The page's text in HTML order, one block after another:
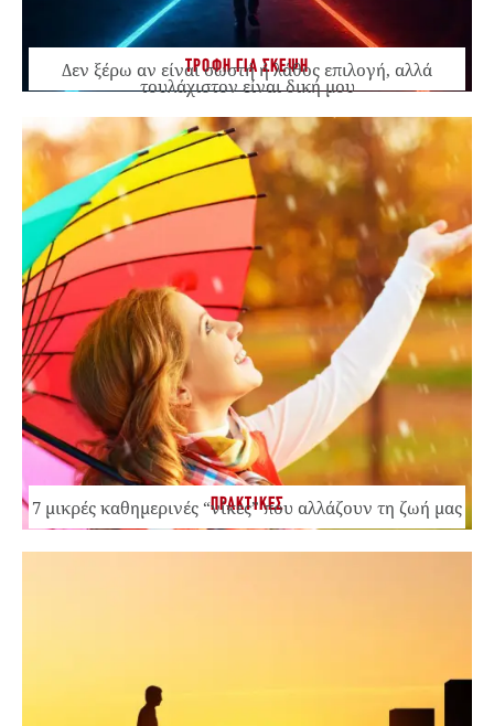
ΤΡΟΦΗ ΓΙΑ ΣΚΕΨΗ
Δεν ξέρω αν είναι σωστή ή λάθος επιλογή, αλλά
τουλάχιστον είναι δική μου
ΠΡΑΚΤΙΚΕΣ
7 μικρές καθημερινές “νίκες” που αλλάζουν τη ζωή μας